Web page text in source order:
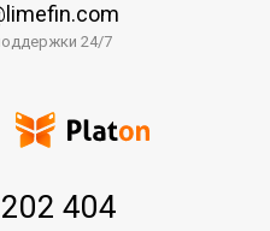
24/7
404